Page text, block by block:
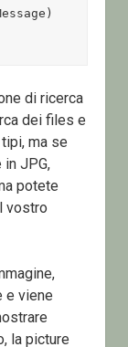
di ricerca
dei files e
ma se
JPG,
potete
vostro
e viene
la picture